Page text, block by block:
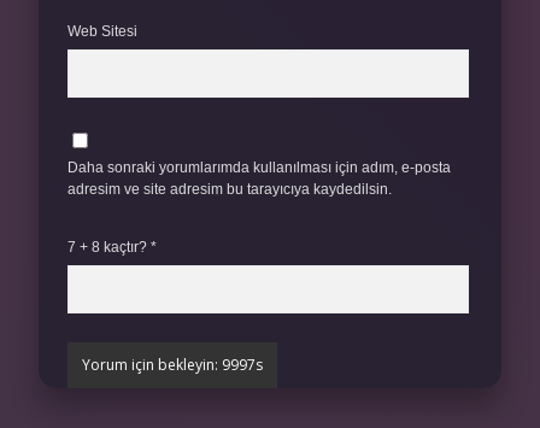
Web Sitesi
Daha sonraki yorumlarımda kullanılması için adım, e-posta
adresim ve site adresim bu tarayıcıya kaydedilsin.
7 + 8 kaçtır? *